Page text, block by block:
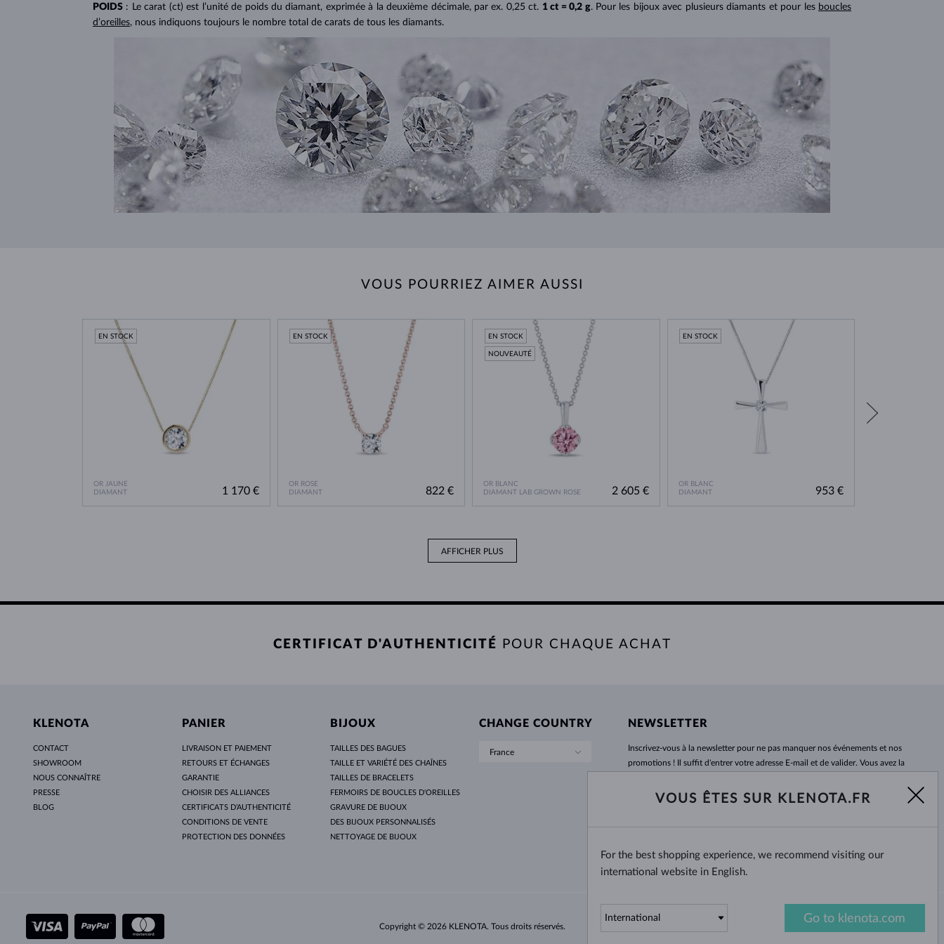
POIDS : Le carat (ct) est l’unité de poids du diamant, exprimée à la deuxième décimale, par ex. 0,25 ct. 1 ct = 0,2 g. Pour les bijoux avec plusieurs diamants et pour les boucles
d’oreilles, nous indiquons toujours le nombre total de carats de tous les diamants.
VOUS POURRIEZ AIMER AUSSI
OR JAUNE
DIAMANT
EN STOCK
1 170 €
OR ROSE
DIAMANT
EN STOCK
822 €
OR BLANC
DIAMANT LAB GROWN ROSE
EN STOCK
NOUVEAUTÉ
2 605 €
OR BLANC
DIAMANT
EN STOCK
953 €
AFFICHER PLUS
CERTIFICAT D'AUTHENTICITÉ POUR CHAQUE ACHAT
KLENOTA
CONTACT
SHOWROOM
NOUS CONNAÎTRE
PRESSE
BLOG
PANIER
LIVRAISON ET PAIEMENT
RETOURS ET ÉCHANGES
GARANTIE
CHOISIR DES ALLIANCES
CERTIFICATS D’AUTHENTICITÉ
CONDITIONS DE VENTE
PROTECTION DES DONNÉES
BIJOUX
TAILLES DES BAGUES
TAILLE ET VARIÉTÉ DES CHAÎNES
TAILLES DE BRACELETS
FERMOIRS DE BOUCLES D'OREILLES
GRAVURE DE BIJOUX
DES BIJOUX PERSONNALISÉS
NETTOYAGE DE BIJOUX
CHANGE COUNTRY
France
NEWSLETTER
Inscrivez-vous àla newsletter pour ne pas manquer nos événements et nos
promotions ! Il suffit d'entrer votre adresse E-mail et de valider. Vous avez la
impatience.
Oui, je veux recevoir desnouvelles intéressantes par e-mail.
Copyright © 2026 KLENOTA. Tous droits réservés.
VOUS ÊTES SUR KLENOTA.FR
For the best shopping experience, we recommend visiting our
international website in English.
Go to klenota.com